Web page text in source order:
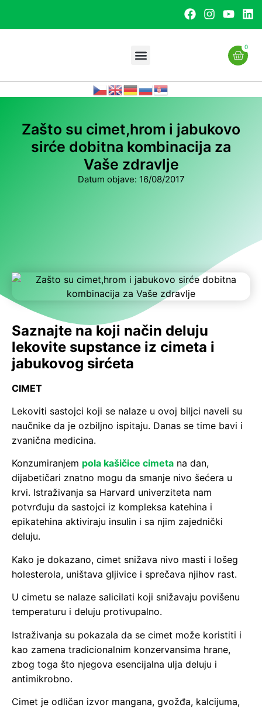
0
Zašto su cimet,hrom i jabukovo
sirće dobitna kombinacija za
Vaše zdravlje
Datum objave: 16/08/2017
Saznajte na koji način deluju
lekovite supstance iz cimeta i
jabukovog sirćeta
CIMET
Lekoviti sastojci koji se nalaze u ovoj biljci naveli su
naučnike da je ozbiljno ispitaju. Danas se time bavi i
zvanična medicina.
Konzumiranjem pola kašičice cimeta na dan,
dijabetičari znatno mogu da smanje nivo šećera u
krvi. Istraživanja sa Harvard univerziteta nam
potvrđuju da sastojci iz kompleksa katehina i
epikatehina aktiviraju insulin i sa njim zajednički
deluju.
Kako je dokazano, cimet snižava nivo masti i lošeg
holesterola, uništava gljivice i sprečava njihov rast.
U cimetu se nalaze salicilati koji snižavaju povišenu
temperaturu i deluju protivupalno.
Istraživanja su pokazala da se cimet može koristiti i
kao zamena tradicionalnim konzervansima hrane,
zbog toga što njegova esencijalna ulja deluju i
antimikrobno.
Cimet je odličan izvor mangana, gvožđa, kalcijuma,